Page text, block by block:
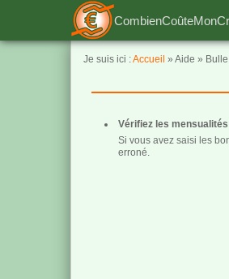
Je suis ici :Accueil » Aide »
Vérifiez les mensualités
Si vous avez saisi les
erroné.